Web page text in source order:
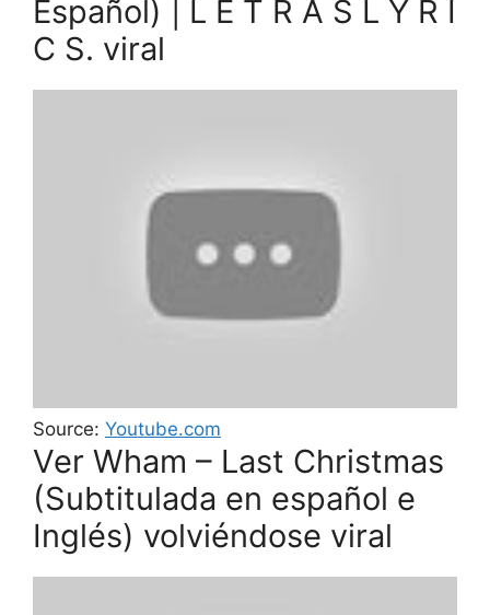
Español) | L E T R A S L Y R I
C S. viral
Source: Youtube.com
Ver Wham – Last Christmas
(Subtitulada en español e
Inglés) volviéndose viral